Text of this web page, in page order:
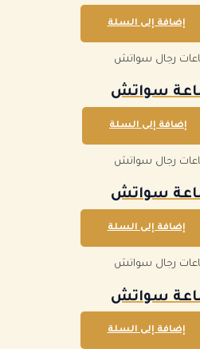
إضافة إلى السلة
رجال سواتش
سواتش
إضافة إلى السلة
رجال سواتش
سواتش
إضافة إلى السلة
رجال سواتش
سواتش
إضافة إلى السلة